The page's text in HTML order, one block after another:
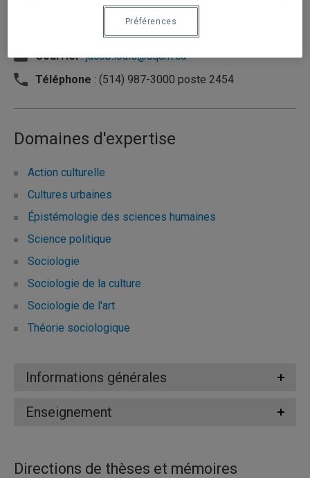
Département de sociologie
Courriel:jacob.louis@uqam.ca
Téléphone : (514) 987-3000 poste 2454
Domaines d'expertise
Action culturelle
Cultures urbaines
Épistémologie des sciences humaines
Science politique
Sociologie
Sociologie de la culture
Sociologie de l'art
Théorie sociologique
Informations générales
Enseignement
Directions de thèses et mémoires
Préférences